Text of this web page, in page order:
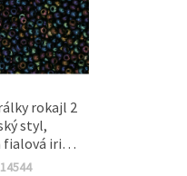
rokajl 2
styl,
iris –
ks)